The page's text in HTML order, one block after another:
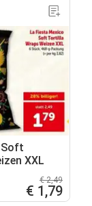
Soft
XXL
€ 2,49
€ 1,79